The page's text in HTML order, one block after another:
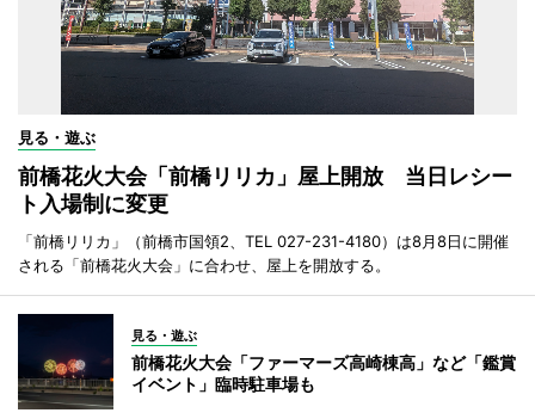
見る・遊ぶ
前橋花火大会「前橋リリカ」屋上開放 当日レシー
ト入場制に変更
「前橋リリカ」（前橋市国領2、TEL 027-231-4180）は8月8日に開催
される「前橋花火大会」に合わせ、屋上を開放する。
見る・遊ぶ
前橋花火大会「ファーマーズ高崎棟高」など「鑑賞
イベント」臨時駐車場も